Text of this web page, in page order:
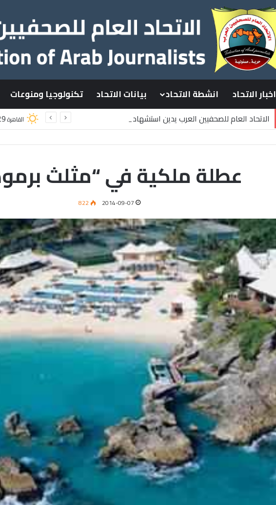
اخبار الاتحاد انشطة الاتحاد بيانات الاتحاد تكنولوجيا ومنوعات
الاتحاد العام للصحفيين العرب يدين استشهاد
القاهرة
عطلة ملكية في “مثلث
2014-09-07
822